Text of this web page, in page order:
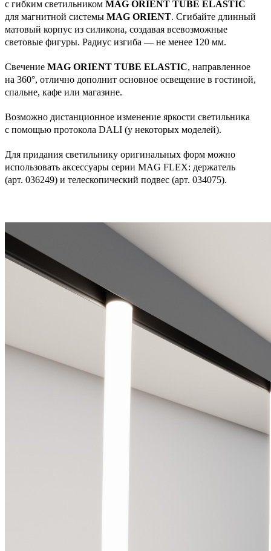
с гибким светильником MAG ORIENT TUBE ELASTIC
для магнитной системы MAG ORIENT. Сгибайте длинный
матовый корпус из силикона, создавая всевозможные
световые фигуры. Радиус изгиба — не менее 120 мм.
Свечение MAG ORIENT TUBE ELASTIC, направленное
на 360°, отлично дополнит основное освещение в гостиной,
спальне, кафе или магазине.
Возможно дистанционное изменение яркости светильника
с помощью протокола DALI (у некоторых моделей).
Для придания светильнику оригинальных форм можно
использовать аксессуары серии MAG FLEX: держатель
(арт. 036249) и телескопический подвес (арт. 034075).